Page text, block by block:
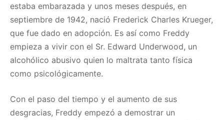
estaba embarazada y unos meses después, en
septiembre de 1942, nació Frederick Charles Krueger,
que fue dado en adopción. Es así como Freddy
empieza a vivir con el Sr. Edward Underwood, un
alcohólico abusivo quien lo maltrata tanto física
como psicológicamente.
Con el paso del tiempo y el aumento de sus
desgracias, Freddy empezó a demostrar un